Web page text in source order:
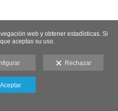
web y obtener estadísticas. Si
aceptas su uso.
Rechazar
Aceptar